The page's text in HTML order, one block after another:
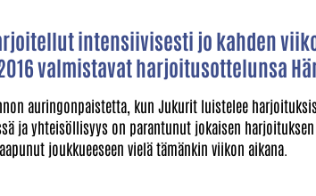
intensiivisesti jo kahden
valmistavat harjoitusottelunsa
auringonpaistetta, kun Jukurit luistelee
ja yhteisöllisyys on parantunut jokaisen
joukkueeseen vielä tämänkin viikon aikana.